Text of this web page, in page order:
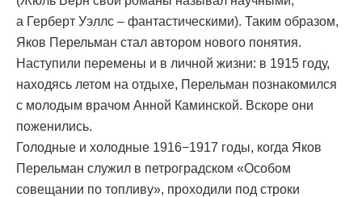
а Герберт Уэллс – фантастическими). Таким образом,
Яков Перельман стал автором нового понятия.
Наступили перемены и в личной жизни: в 1915 году,
находясь летом на отдыхе, Перельман познакомился
с молодым врачом Анной Каминской. Вскоре они
поженились.
Голодные и холодные 1916−1917 годы, когда Яков
Перельман служил в петроградском «Особом
совещании по топливу», проходили под строки